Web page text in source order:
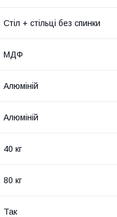
Стіл + стільці без спинки
МДФ
Алюміній
Алюміній
40 кг
80 кг
Так